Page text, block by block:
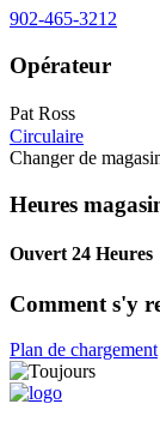
902-465-3212
Opérateur
Pat Ross
Circulaire
Changer de
Heures
Ouvert 24 Heures
Comment s'y
Plan de chargement